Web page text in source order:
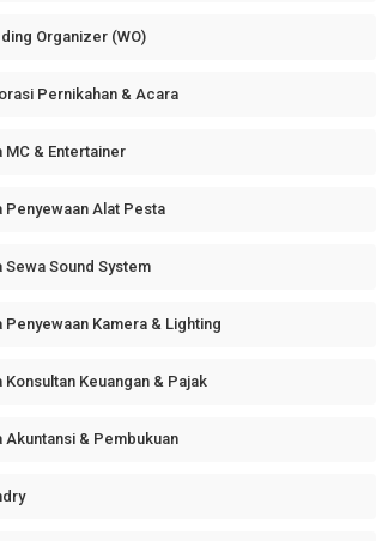
Organizer (WO)
Pernikahan & Acara
& Entertainer
Alat Pesta
Sound System
Kamera & Lighting
Keuangan & Pajak
& Pembukuan